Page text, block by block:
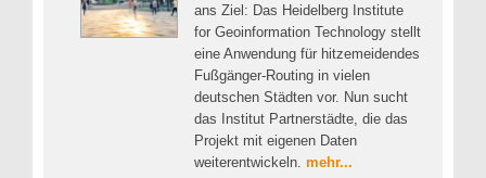
ans Ziel: Das Heidelberg Institute
for Geoinformation Technology stellt
eine Anwendung für hitzemeidendes
Fußgänger-Routing in vielen
deutschen Städten vor. Nun sucht
das Institut Partnerstädte, die das
Projekt mit eigenen Daten
weiterentwickeln. mehr...